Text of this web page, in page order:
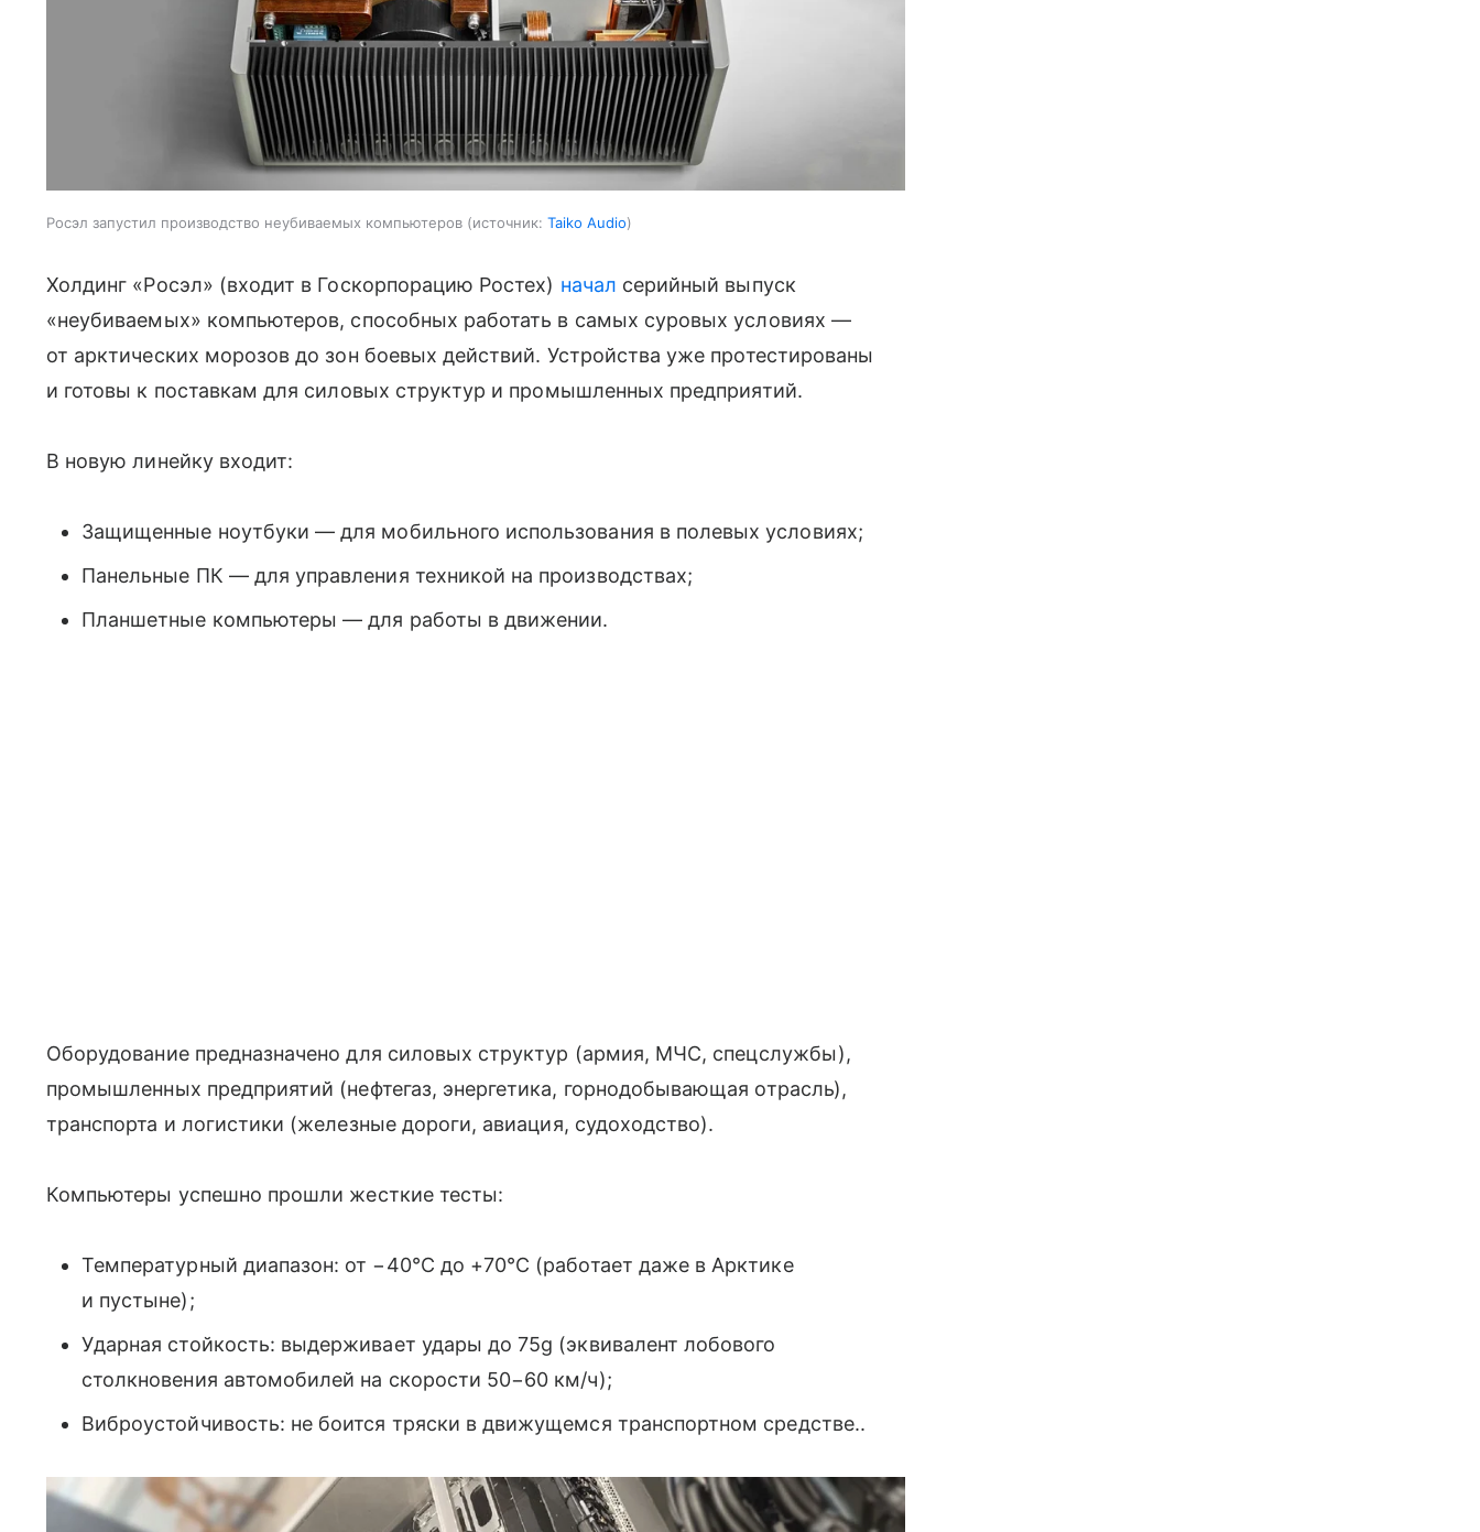
Росэл запустил производство неубиваемых компьютеров источник: Taiko Audio
Холдинг «Росэл» (входит в Госкорпорацию Ростех) начал серийный выпуск
«неубиваемых» компьютеров, способных работать в самых суровых условиях —
от арктических морозов до зон боевых действий. Устройства уже протестированы
и готовы к поставкам для силовых структур и промышленных предприятий.
В новую линейку входит:
Защищенные ноутбуки — для мобильного использования в полевых условиях;
Панельные ПК — для управления техникой на производствах;
Планшетные компьютеры — для работы в движении.
Оборудование предназначено для силовых структур (армия, МЧС, спецслужбы),
промышленных предприятий (нефтегаз, энергетика, горнодобывающая отрасль),
транспорта и логистики (железные дороги, авиация, судоходство).
Компьютеры успешно прошли жесткие тесты:
Температурный диапазон: от −40°C до +70°C (работает даже в Арктике
и пустыне);
Ударная стойкость: выдерживает удары до 75g (эквивалент лобового
столкновения автомобилей на скорости 50−60 км/ч);
Виброустойчивость: не боится тряски в движущемся транспортном средстве..